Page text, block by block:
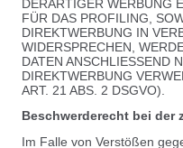
DERARTIGER WERBUNG
FÜR DAS PROFILING,
DIREKTWERBUNG IN
WIDERSPRECHEN,
DATEN ANSCHLIESSEND
DIREKTWERBUNG
ART. 21 ABS. 2 DSGVO).
Beschwerderecht bei
Im Falle von Verstößen